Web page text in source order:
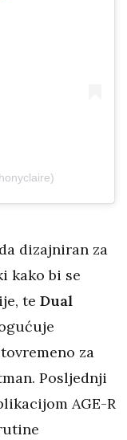
dizajniran za
kako bi se
te Dual
za
Posljednji
AGE-R